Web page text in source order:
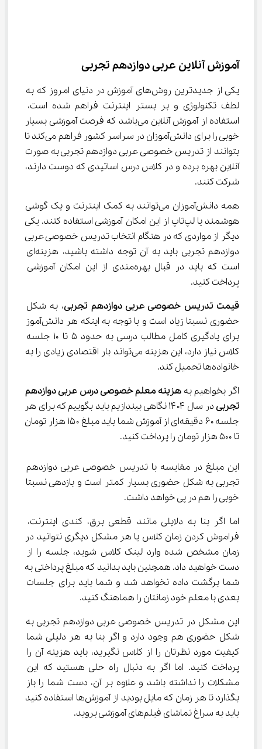
آموزش آنلاین عربی دوازدهم تجربی
یکی از جدیدترین روش‌های آموزش در دنیای امروز که به
لطف تکنولوژی و بر بستر اینترنت فراهم شده است،
استفاده از آموزش آنلاین می‌باشد که فرصت آموزشی بسیار
خوبی را برای دانش‌آموزان در سراسر کشور فراهم می‌کند تا
بتوانند از تدریس خصوصی عربی دوازدهم تجربی به صورت
آنلاین بهره برده و در کلاس درس اساتیدی که دوست دارند،
شرکت کنند.
همه دانش‌آموزان می‌توانند به کمک اینترنت و یک گوشی
هوشمند یا لپ‌تاپ از این امکان آموزشی استفاده کنند. یکی
دیگر از مواردی که در هنگام انتخاب تدریس خصوصی عربی
دوازدهم تجربی باید به آن توجه داشته باشید، هزینه‌ای
است که باید در قبال بهره‌مندی از این امکان آموزشی
پرداخت کنید.
قیمت تدریس خصوصی عربی دوازدهم تجربی، به شکل
حضوری نسبتا زیاد است و با توجه به اینکه هر دانش‌آموز
برای یادگیری کامل مطالب درسی به حدود ۵ تا ۱۰ جلسه
کلاس نیاز دارد، این هزینه می‌تواند بار اقتصادی زیادی را به
خانواده‌ها تحمیل کند.
اگر بخواهیم به هزینه معلم خصوصی درس عربی دوازدهم
تجربی
در سال ۱۴۰۴ نگاهی بیندازیم باید بگوییم که برای هر
جلسه ۶۰ دقیقه‌ای از آموزش شما باید مبلغ ۱۵۰ هزار تومان
تا ۵۰۰ هزار تومان را پرداخت کنید.
این مبلغ در مقایسه با تدریس خصوصی عربی دوازدهم
تجربی به شکل حضوری بسیار کمتر است و بازدهی نسبتا
خوبی را هم در پی خواهد داشت.
اما اگر بنا به دلایلی مانند قطعی برق، کندی اینترنت،
فراموش کردن زمان کلاس یا هر مشکل دیگری نتوانید در
زمان مشخص شده وارد لینک کلاس شوید، جلسه را از
دست خواهید داد. همچنین باید بدانید که مبلغ پرداختی به
شما برگشت داده نخواهد شد و شما باید برای جلسات
بعدی با معلم خود زمانتان را هماهنگ کنید.
این مشکل در تدریس خصوصی عربی دوازدهم تجربی به
شکل حضوری هم وجود دارد و اگر بنا به هر دلیلی شما
کیفیت مورد نظرتان را از کلاس نگیرید، باید هزینه آن را
پرداخت کنید. اما اگر به دنبال راه حلی هستید که این
مشکلات را نداشته باشد و علاوه بر آن، دست شما را باز
بگذارد تا هر زمان که مایل بودید از آموزش‌ها استفاده کنید
باید به سراغ تماشای فیلم‌های آموزشی بروید.